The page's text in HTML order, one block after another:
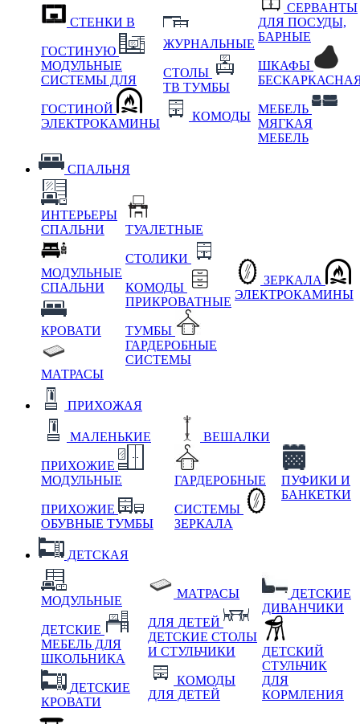
СТЕНКИ В
ГОСТИНУЮ
МОДУЛЬНЫЕ
СИСТЕМЫ ДЛЯ
ГОСТИНОЙ
ЭЛЕКТРОКАМИНЫ
ЖУРНАЛЬНЫЕ
СТОЛЫ
ТВ ТУМБЫ
КОМОДЫ
СЕРВАНТЫ
ДЛЯ ПОСУДЫ,
БАРНЫЕ
ШКАФЫ
МЕБЕЛЬ
МЯГКАЯ
МЕБЕЛЬ
СПАЛЬНЯ
ИНТЕРЬЕРЫ
СПАЛЬНИ
МОДУЛЬНЫЕ
СПАЛЬНИ
КРОВАТИ
МАТРАСЫ
ТУАЛЕТНЫЕ
СТОЛИКИ
КОМОДЫ
ПРИКРОВАТНЫЕ
ТУМБЫ
ГАРДЕРОБНЫЕ
СИСТЕМЫ
ЗЕРКАЛА
ЭЛЕКТРОКАМИНЫ
ПРИХОЖАЯ
МАЛЕНЬКИЕ
ПРИХОЖИЕ
МОДУЛЬНЫЕ
ПРИХОЖИЕ
ОБУВНЫЕ ТУМБЫ
ВЕШАЛКИ
ГАРДЕРОБНЫЕ
СИСТЕМЫ
ЗЕРКАЛА
ПУФИКИ И
БАНКЕТКИ
ДЕТСКАЯ
МОДУЛЬНЫЕ
ДЕТСКИЕ
МЕБЕЛЬ ДЛЯ
ШКОЛЬНИКА
ДЕТСКИЕ
КРОВАТИ
МАТРАСЫ
ДЛЯ ДЕТЕЙ
ДЕТСКИЕ СТОЛЫ
И СТУЛЬЧИКИ
КОМОДЫ
ДЛЯ ДЕТЕЙ
ДЕТСКИЕ
ДИВАНЧИКИ
ДЕТСКИЙ
СТУЛЬЧИК
ДЛЯ
КОРМЛЕНИЯ